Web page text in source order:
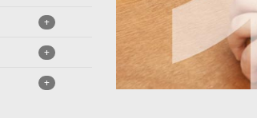
+
+
+